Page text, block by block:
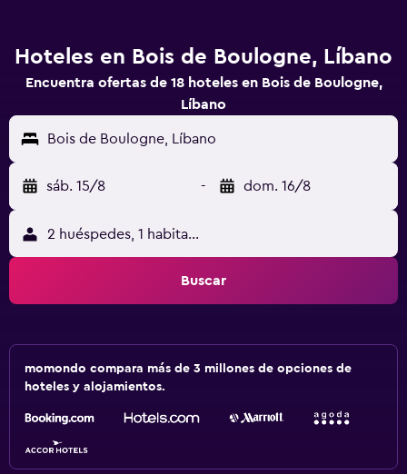
Hoteles en Bois de Boulogne, Líbano
Encuentra ofertas de 18 hoteles en Bois de Boulogne,
Líbano
Bois de Boulogne, Líbano
sáb. 15/8 - dom. 16/8
2 huéspedes, 1 habitación
Buscar
momondo compara más de 3 millones de opciones de
hoteles y alojamientos.